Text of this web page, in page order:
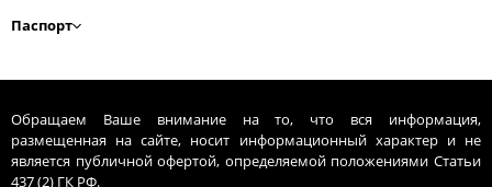
Паспорт
Обращаем Ваше внимание на то, что вся информация,
размещенная на сайте, носит информационный характер и не
является публичной офертой, определяемой положениями Статьи
437 (2) ГК РФ.